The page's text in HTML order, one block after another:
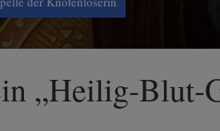
„Heilig-Blut-